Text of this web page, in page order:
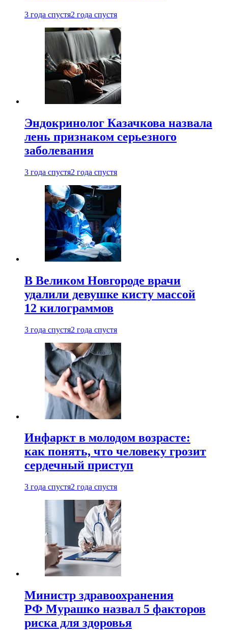
3 года спустя2 года спустя
Эндокринолог Казачкова назвала
лень признаком серьезного
заболевания
3 года спустя2 года спустя
В Великом Новгороде врачи
удалили девушке кисту массой
12 килограммов
3 года спустя2 года спустя
Инфаркт в молодом возрасте:
как понять, что человеку грозит
сердечный приступ
3 года спустя2 года спустя
Министр здравоохранения
РФ Мурашко назвал 5 факторов
риска для здоровья